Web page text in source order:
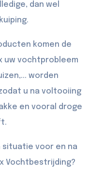
dan wel
komen de
uw vochtprobleem
worden
u na voltooiing
en vooral droge
situatie voor en na
Vochtbestrijding?